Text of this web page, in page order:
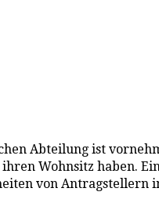
Abteilung ist
Wohnsitz haben.
von Antragstellern